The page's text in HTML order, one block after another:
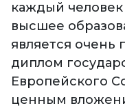
каждый
высшее
является очень
диплом
Европейского
ценным